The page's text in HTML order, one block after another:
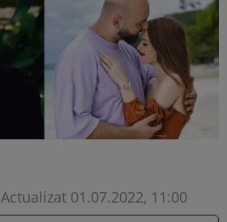
Actualizat 01.07.2022, 11:00